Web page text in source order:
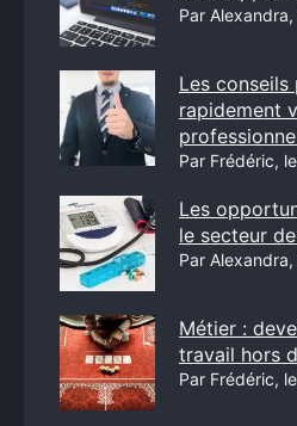
Par
Les
rapidement
Par Frédéric,
Les
le secteur
Par
Métier :
travail hors
Par Frédéric,